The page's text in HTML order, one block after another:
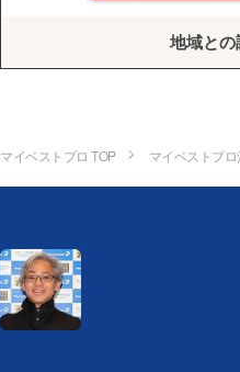
地域と
マイベストプロ TOP マイベストプ